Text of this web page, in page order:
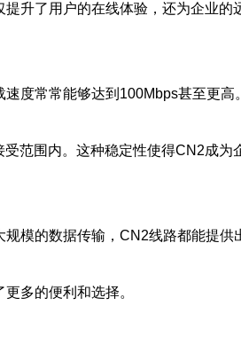
升了用户的在线体验，还为企业的
度常常能够达到100Mbps甚至更高
范围内。这种稳定性使得CN2成为
模的数据传输，CN2线路都能提供
多的便利和选择。